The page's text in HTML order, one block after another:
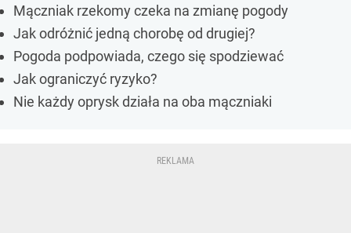
Mączniak rzekomy czeka na zmianę pogody
Jak odróżnić jedną chorobę od drugiej?
Pogoda podpowiada, czego się spodziewać
Jak ograniczyć ryzyko?
Nie każdy oprysk działa na oba mączniaki